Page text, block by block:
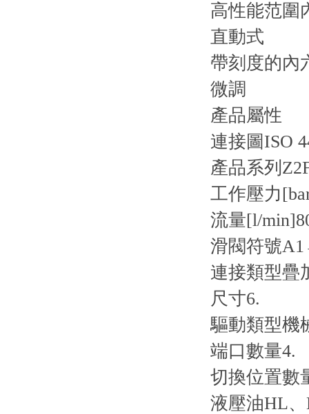
高性能范圍
直動式
帶刻度的內
微調
產品屬性
連接圖ISO
產品系列
工作壓力
流量[l/min]
滑閥符號
連接類型疊
尺寸6.
驅動類型機
端口數量4.
切換位置數
液壓油HL、